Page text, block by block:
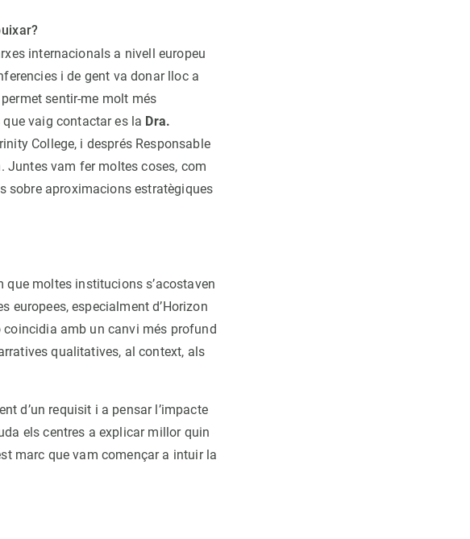
internacionals a nivell europeu
i de gent va donar lloc a
sentir-me molt més
vaig contactar es la Dra.
College, i després Responsable
Juntes vam fer moltes coses, com
sobre aproximacions estratègiques
moltes institucions s’acostaven
europees, especialment d’Horizon
coincidia amb un canvi més profund
qualitatives, al context, als
d’un requisit i a pensar l’impacte
els centres a explicar millor quin
marc que vam començar a intuir la